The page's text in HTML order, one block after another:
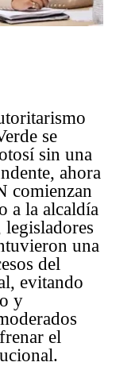
se
sin una
ahora
comienzan
a la alcaldía
una
del
evitando
y
el